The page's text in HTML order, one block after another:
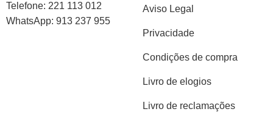
Telefone: 221 113 012
WhatsApp: 913 237 955
Aviso Legal
Privacidade
Condições de compra
Livro de elogios
Livro de reclamações